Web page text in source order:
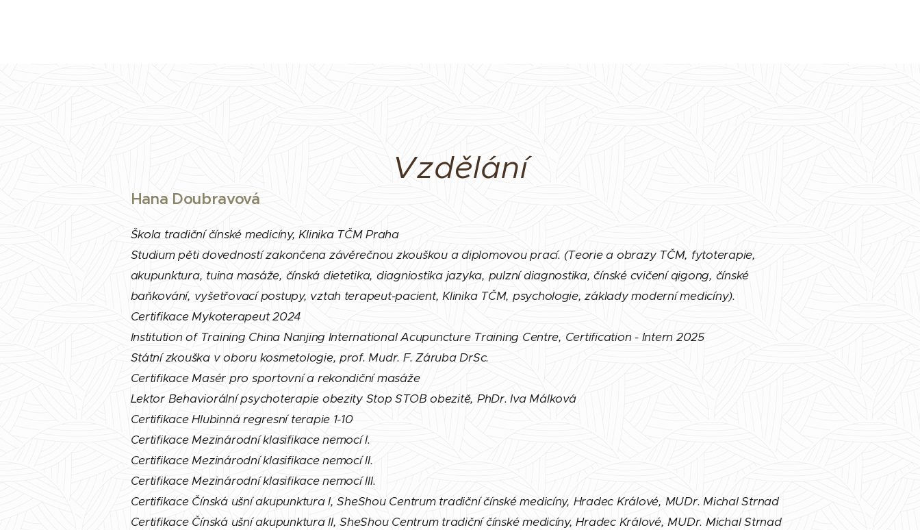
Vzdělání
Hana Doubravová
Škola tradiční čínské medicíny, Klinika TČM Praha
Studium pěti dovedností zakončena závěrečnou zkouškou a diplomovou prací. (Teorie a obrazy TČM, fytoterapie,
akupunktura, tuina masáže, čínská dietetika, diagniostika jazyka, pulzní diagnostika, čínské cvičení qigong, čínské
baňkování, vyšetřovací postupy, vztah terapeut-pacient, Klinika TČM, psychologie, základy moderní medicíny).
Certifikace Mykoterapeut 2024
Institution of Training China Nanjing International Acupuncture Training Centre, Certification - Intern 2025
Státní zkouška v oboru kosmetologie, prof. Mudr. F. Záruba DrSc.
Certifikace Masér pro sportovní a rekondiční masáže
Lektor Behaviorální psychoterapie obezity Stop STOB obezitě, PhDr. Iva Málková
Certifikace Hlubinná regresní terapie 1-10
Certifikace Mezinárodní klasifikace nemocí I.
Certifikace Mezinárodní klasifikace nemocí II.
Certifikace Mezinárodní klasifikace nemocí III.
Certifikace Čínská ušní akupunktura I, SheShou Centrum tradiční čínské medicíny, Hradec Králové, MUDr. Michal Strnad
Certifikace Čínská ušní akupunktura II, SheShou Centrum tradiční čínské medicíny, Hradec Králové, MUDr. Michal Strnad